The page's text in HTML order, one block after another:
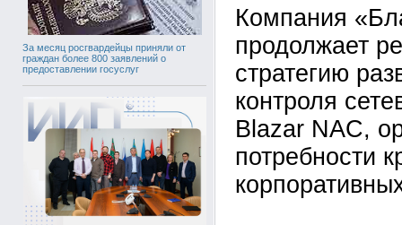
За месяц росгвардейцы приняли от
граждан более 800 заявлений о
предоставлении госуслуг
Компания
продолжает
стратегию
контроля
Blazar NAC,
потребности